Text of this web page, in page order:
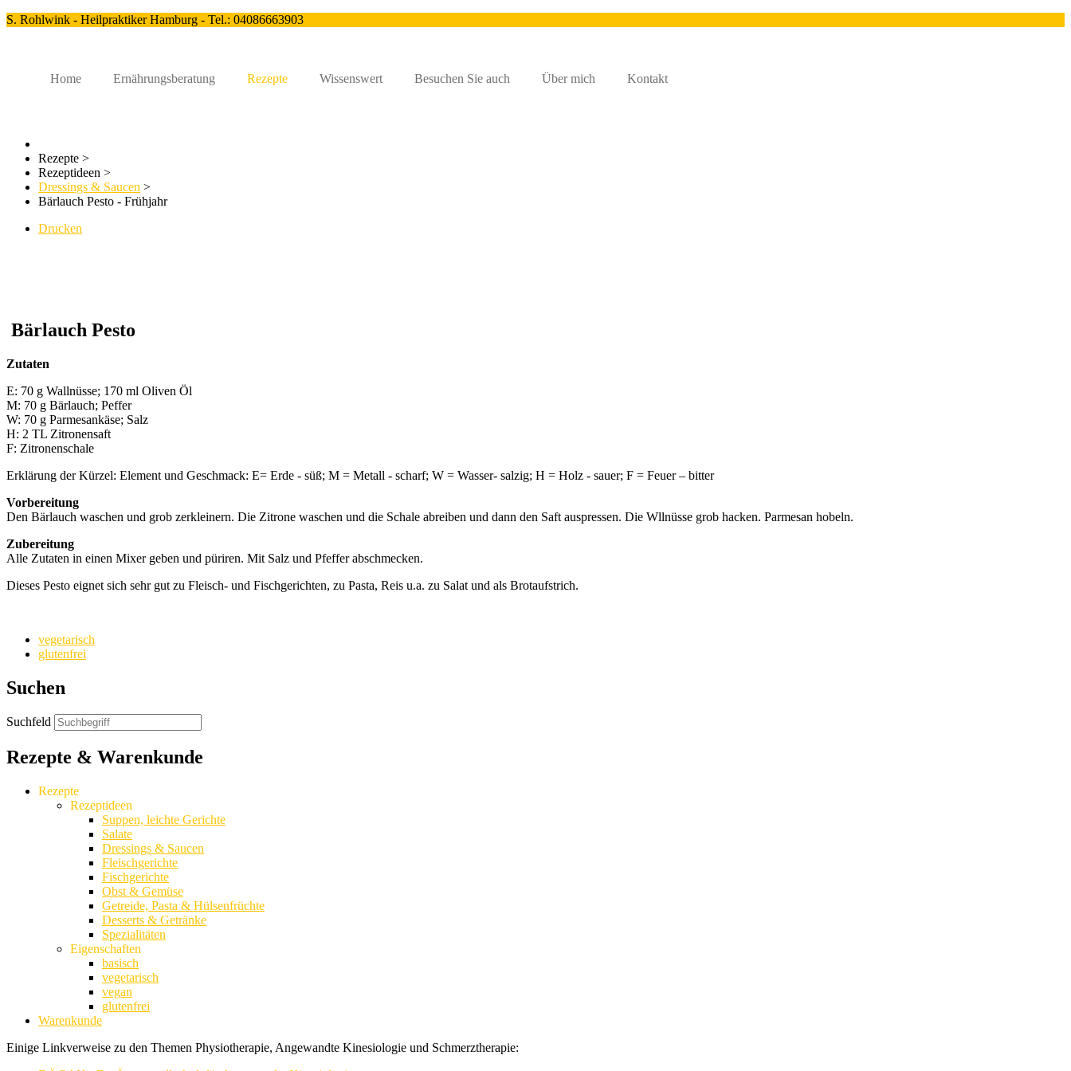
S. Rohlwink - Heilpraktiker Hamburg - Tel.: 04086663903
Home Ernährungsberatung Rezepte Wissenswert Besuchen Sie auch Über mich Kontakt
Rezepte >
Rezeptideen >
Dressings & Saucen >
Bärlauch Pesto - Frühjahr
Drucken
Bärlauch Pesto
Zutaten
E: 70 g Wallnüsse; 170 ml Oliven Öl
M: 70 g Bärlauch; Peffer
W: 70 g Parmesankäse; Salz
H: 2 TL Zitronensaft
F: Zitronenschale
Erklärung der Kürzel: Element und Geschmack: E= Erde - süß; M = Metall - scharf; W = Wasser- salzig; H = Holz - sauer; F = Feuer – bitter
Vorbereitung
Den Bärlauch waschen und grob zerkleinern. Die Zitrone waschen und die Schale abreiben und dann den Saft auspressen. Die Wllnüsse grob hacken. Parmesan hobeln.
Zubereitung
Alle Zutaten in einen Mixer geben und püriren. Mit Salz und Pfeffer abschmecken.
Dieses Pesto eignet sich sehr gut zu Fleisch- und Fischgerichten, zu Pasta, Reis u.a. zu Salat und als Brotaufstrich.
vegetarisch
glutenfrei
Suchen
Suchfeld
Rezepte & Warenkunde
Rezepte
Rezeptideen
Suppen, leichte Gerichte
Salate
Dressings & Saucen
Fleischgerichte
Fischgerichte
Obst & Gemüse
Getreide, Pasta & Hülsenfrüchte
Desserts & Getränke
Spezialitäten
Eigenschaften
basisch
vegetarisch
vegan
glutenfrei
Warenkunde
Einige Linkverweise zu den Themen Physiotherapie, Angewandte Kinesiologie und Schmerztherapie: